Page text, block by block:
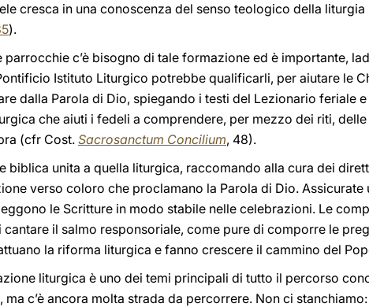
cresca in una conoscenza del senso teologico della
).
parrocchie c’è bisogno di tale formazione ed è importante,
Istituto Liturgico potrebbe qualificarli, per aiutare le
dalla Parola di Dio, spiegando i testi del Lezionario feriale
che aiuti i fedeli a comprendere, per mezzo dei riti,
(cfr Cost. Sacrosanctum Concilium, 48).
biblica unita a quella liturgica, raccomando alla cura dei
verso coloro che proclamano la Parola di Dio.
le Scritture in modo stabile nelle celebrazioni. Le
il salmo responsoriale, come pure di comporre le
la riforma liturgica e fanno crescere il cammino del
liturgica è uno dei temi principali di tutto il percorso
c’è ancora molta strada da percorrere. Non ci